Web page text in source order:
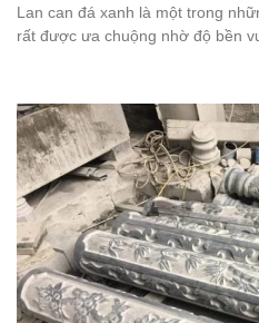
Lan can đá xanh là một trong
rất được ưa chuộng nhờ độ bền